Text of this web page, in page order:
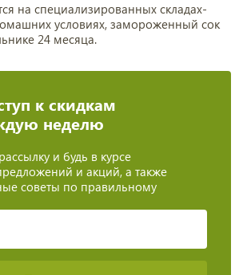
на специализированных складах-
условиях, замороженный сок
24 месяца.
к скидкам
неделю
и будь в курсе
и акций, а также
советы по правильному